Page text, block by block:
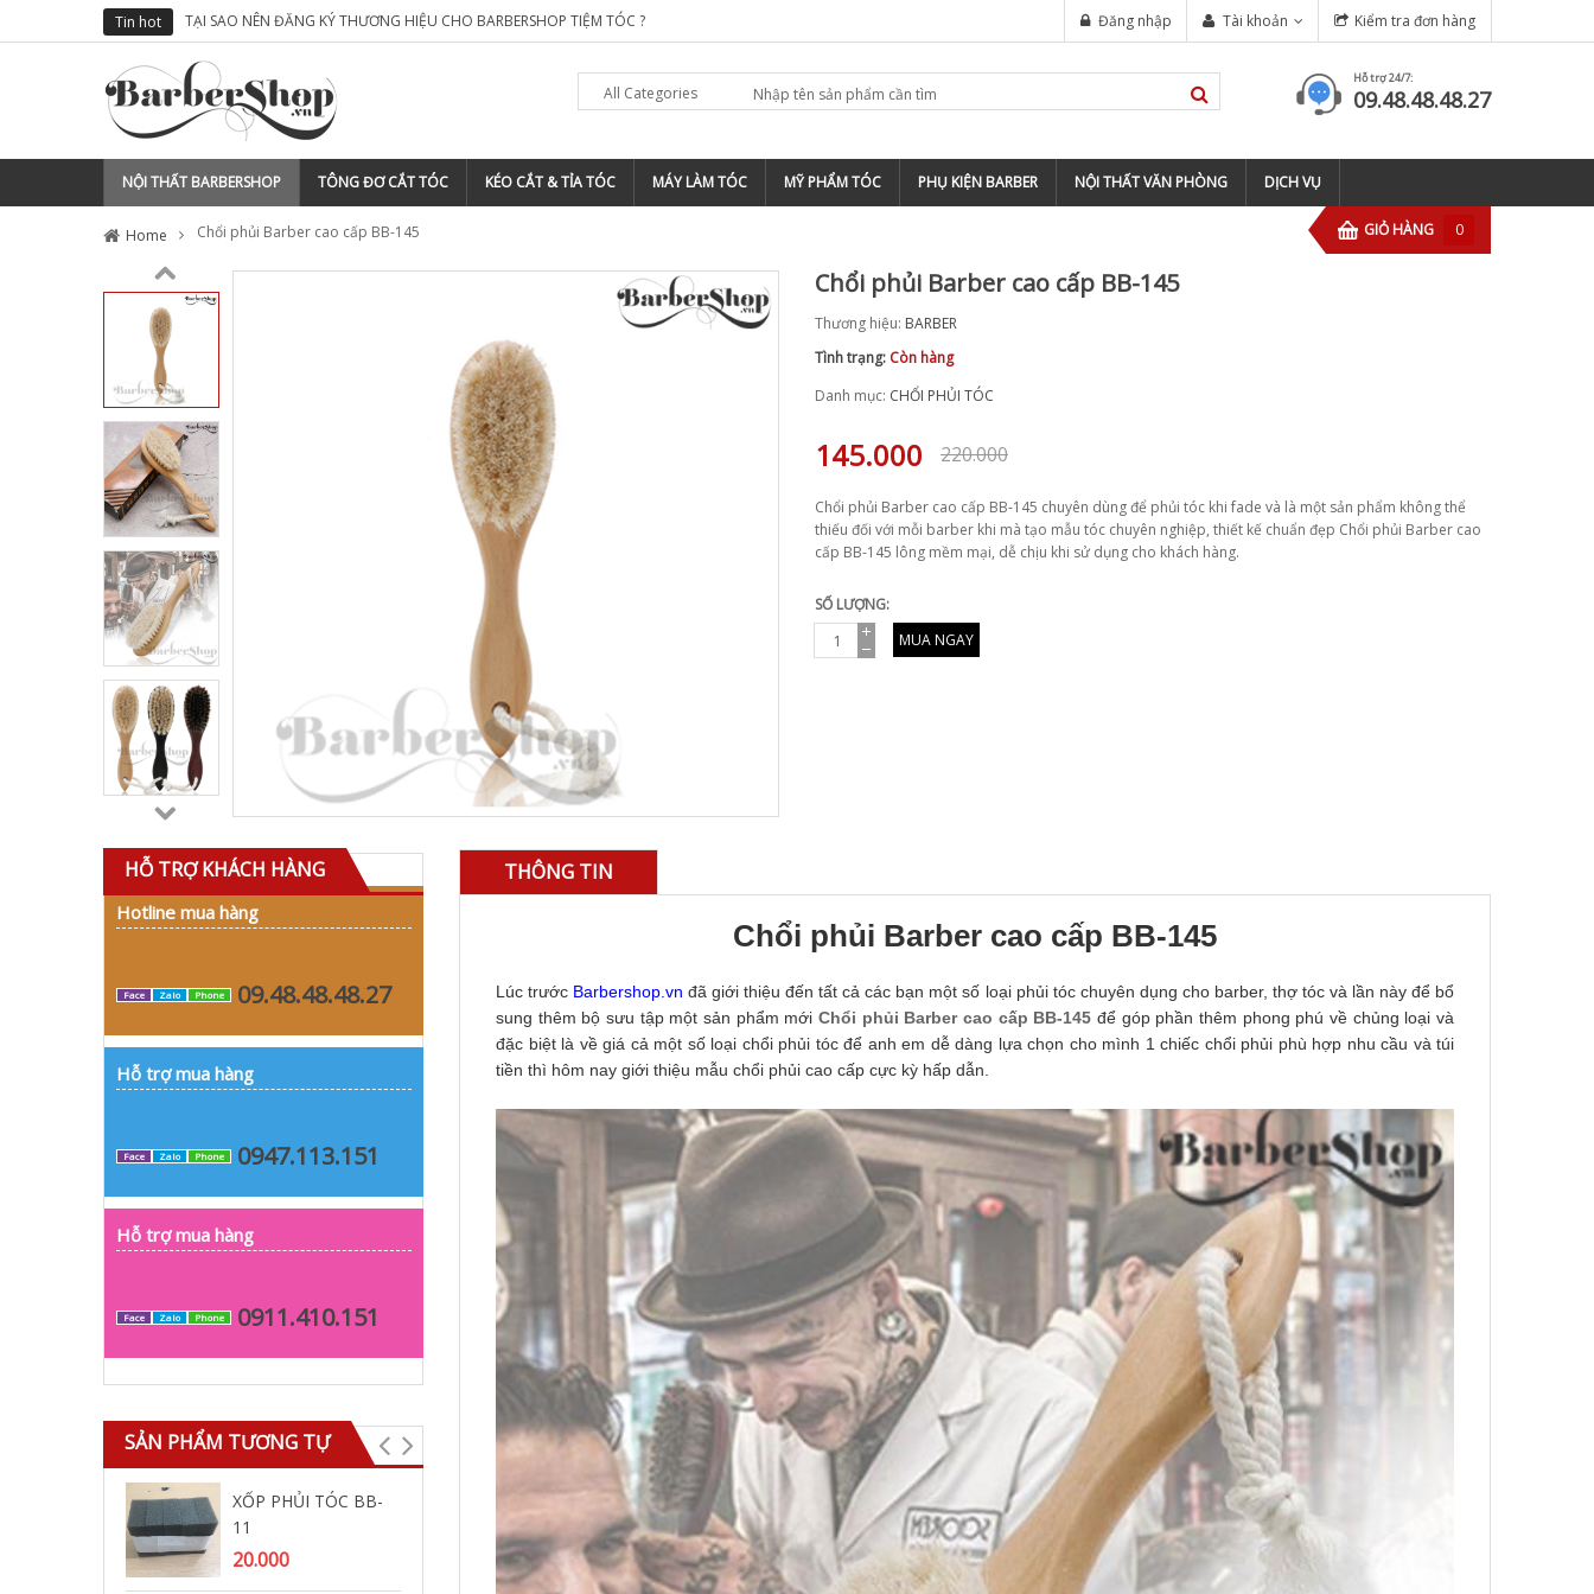
Tin hot TẠI SAO NÊN ĐĂNG KÝ THƯƠNG HIỆU CHO BARBERSHOP TIỆM TÓC ? TOP 5 ĐỊA CHỈ ĐÀO TẠO BARBER CHUYÊN NGHIỆP TẠI TP HỒ CHÍ MINH tông đơ wahl magic clip
Kiểm tra đơn hàng
Tài khoản
Đăng nhập
All Categories
Hỗ trợ 24/7:
09.48.48.48.27
NỘI THẤT BARBERSHOP TÔNG ĐƠ CẮT TÓC KÉO CẮT & TỈA TÓC MÁY LÀM TÓC MỸ PHẨM TÓC PHỤ KIỆN BARBER NỘI THẤT VĂN PHÒNG DỊCH VỤ
GIỎ HÀNG 0
Home Chổi phủi Barber cao cấp BB-145
Chổi phủi Barber cao cấp BB-145
Thương hiệu: BARBER
Tình trạng: Còn hàng
Danh mục: CHỔI PHỦI TÓC
220.000
145.000
Chổi phủi Barber cao cấp BB-145 chuyên dùng để phủi tóc khi fade và là một sản phẩm không thể
thiếu đối với mỗi barber khi mà tạo mẫu tóc chuyên nghiệp, thiết kế chuẩn đẹp Chổi phủi Barber cao
cấp BB-145 lông mềm mại, dễ chịu khi sử dụng cho khách hàng.
SỐ LƯỢNG:
MUA NGAY
HỖ TRỢ KHÁCH HÀNG
Hotline mua hàng
Face Zalo Phone 09.48.48.48.27
Hỗ trợ mua hàng
Face Zalo Phone 0947.113.151
Hỗ trợ mua hàng
Face Zalo Phone 0911.410.151
SẢN PHẨM TƯƠNG TỰ
XỐP PHỦI TÓC BB-
11
20.000
Chổi phủi Barber cao
cấp BB-145
145.000
THÔNG TIN
Chổi phủi Barber cao cấp BB-145
Lúc trước Barbershop.vn đã giới thiệu đến tất cả các bạn một số loại phủi tóc chuyên dụng cho barber, thợ tóc và lần này để bổ
sung thêm bộ sưu tập một sản phẩm mới Chổi phủi Barber cao cấp BB-145 để góp phần thêm phong phú về chủng loại và
đặc biệt là về giá cả một số loại chổi phủi tóc để anh em dễ dàng lựa chọn cho mình 1 chiếc chổi phủi phù hợp nhu cầu và túi
tiền thì hôm nay giới thiệu mẫu chổi phủi cao cấp cực kỳ hấp dẫn.